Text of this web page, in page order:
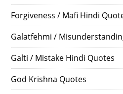
Forgiveness / Mafi Hindi
Galatfehmi /
Galti / Mistake Hindi Quotes
God Krishna Quotes